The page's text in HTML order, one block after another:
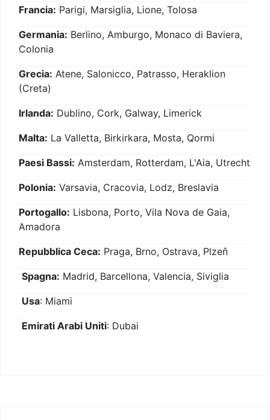
Francia: Parigi, Marsiglia, Lione, Tolosa
Germania: Berlino, Amburgo, Monaco di Baviera,
Colonia
Grecia: Atene, Salonicco, Patrasso, Heraklion
(Creta)
Irlanda: Dublino, Cork, Galway, Limerick
Malta: La Valletta, Birkirkara, Mosta, Qormi
Paesi Bassi: Amsterdam, Rotterdam, L'Aia, Utrecht
Polonia: Varsavia, Cracovia, Lodz, Breslavia
Portogallo: Lisbona, Porto, Vila Nova de Gaia,
Amadora
Repubblica Ceca: Praga, Brno, Ostrava, Plzeň
Spagna: Madrid, Barcellona, Valencia, Siviglia
Usa: Miami
Emirati Arabi Uniti: Dubai